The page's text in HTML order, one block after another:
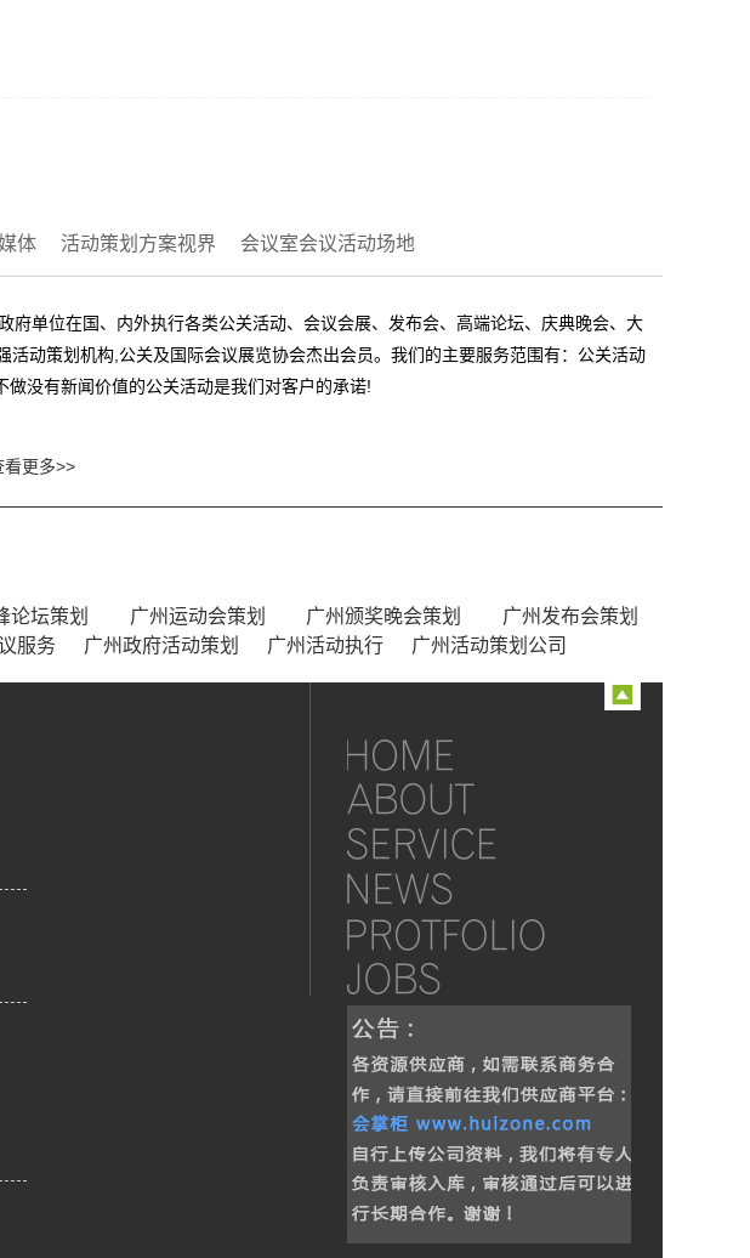
体 活动策划方案视界 会议室会议活动场地
单位在国、内外执行各类公关活动、会议会展、发布会、高端论坛、庆典晚会、大
动策划机构,公关及国际会议展览协会杰出会员。我们的主要服务范围有：公关活动
没有新闻价值的公关活动是我们对客户的承诺!
看更多>>
论坛策划 广州运动会策划 广州颁奖晚会策划
广州发布会策划
服务 广州政府活动策划 广州活动执行 广州活动策划公司